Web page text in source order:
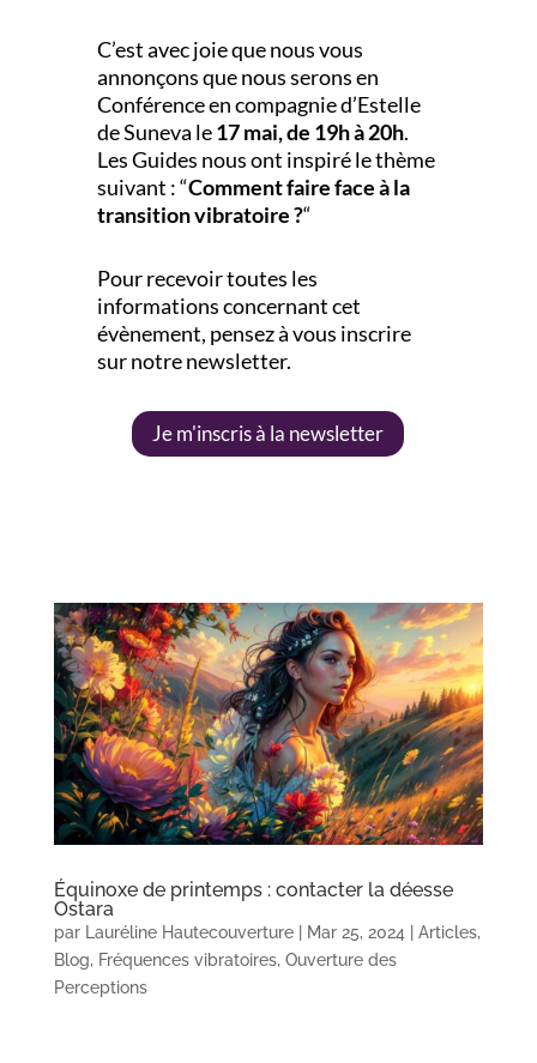
C’est avec joie que nous vous
annonçons que nous serons en
Conférence en compagnie d’Estelle
de Suneva le17 mai, de 19h à 20h.
Les Guides nous ont inspiré le thème
suivant : “Comment faire face à la
transition vibratoire ?“
Pour recevoir toutes les
informations concernant cet
évènement, pensez à vous inscrire
sur notre newsletter.
Je m'inscris à la newsletter
Équinoxe de printemps : contacter la déesse
Ostara
par Lauréline Hautecouverture| Mar 25, 2024 Articles,
Blog, Fréquences vibratoires, Ouverture des
Perceptions